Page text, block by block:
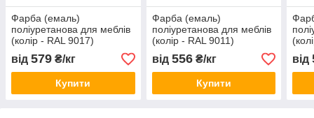
Фарба (емаль)
поліуретанова для меблів
(колір - RAL 9017)
,Verinlegno
від 579 ₴/кг
Купити
Фарба (емаль)
поліуретанова для меблів
(колір - RAL 9011)
,Verinlegno
від 556₴/кг
Купити
від